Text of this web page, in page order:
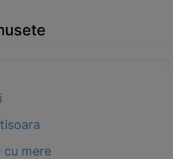
cu mere